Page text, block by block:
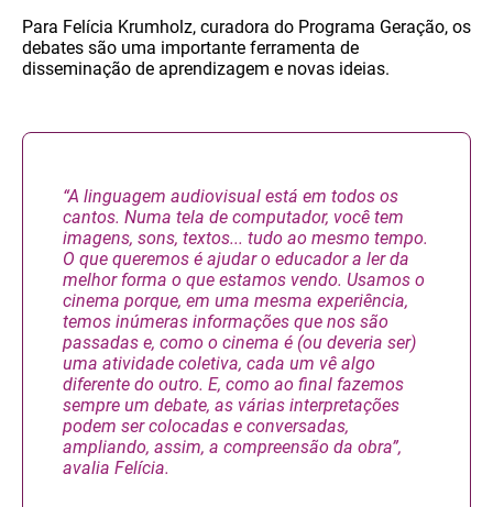
Para Felícia Krumholz, curadora do Programa Geração, os
debates são uma importante ferramenta de
disseminação de aprendizagem e novas ideias.
“A linguagem audiovisual está em todos os
cantos. Numa tela de computador, você tem
imagens, sons, textos... tudo ao mesmo tempo.
O que queremos é ajudar o educador a ler da
melhor forma o que estamos vendo. Usamos o
cinema porque, em uma mesma experiência,
temos inúmeras informações que nos são
passadas e, como o cinema é (ou deveria ser)
uma atividade coletiva, cada um vê algo
diferente do outro. E, como ao final fazemos
sempre um debate, as várias interpretações
podem ser colocadas e conversadas,
ampliando, assim, a compreensão da obra”,
avalia Felícia.